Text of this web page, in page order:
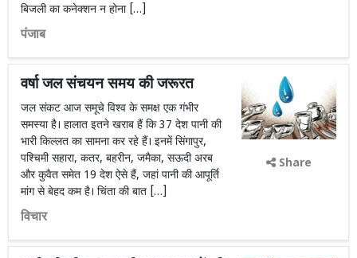
बिजली का कनेक्शन न होना […]
पंजाब
वर्षा जल संचयन समय की जरूरत
जल संकट आज समूचे विश्व के समक्ष एक गंभीर
समस्या है। हालात इतने खराब हैं कि 37 देश पानी की
भारी किल्लत का सामना कर रहे हैं। इनमें सिंगापुर,
पश्चिमी सहारा, कतर, बहरीन, जमैका, सऊदी अरब
और कुवैत समेत 19 देश ऐसे हैं, जहां पानी की आपूर्ति
मांग से बेहद कम है। चिंता की बात […]
विचार
Share